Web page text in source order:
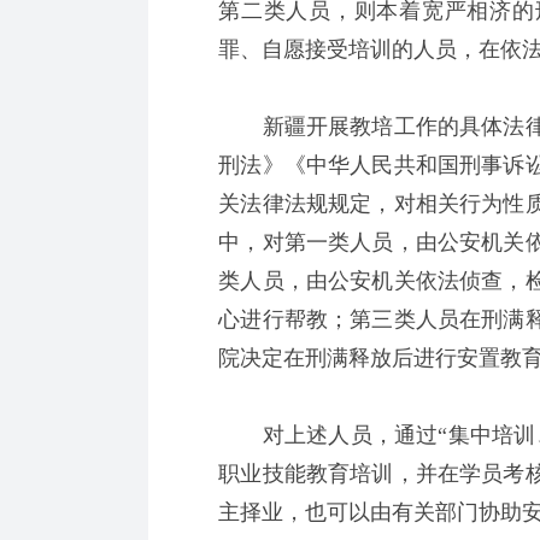
第二类人员，则本着宽严相济
罪、自愿接受培训的人员，在依
新疆开展教培工作的具体法律
刑法》《中华人民共和国刑事诉
关法律法规规定，对相关行为性
中，对第一类人员，由公安机关
类人员，由公安机关依法侦查，
心进行帮教；第三类人员在刑满
院决定在刑满释放后进行安置教
对上述人员，通过“集中培训
职业技能教育培训，并在学员考
主择业，也可以由有关部门协助